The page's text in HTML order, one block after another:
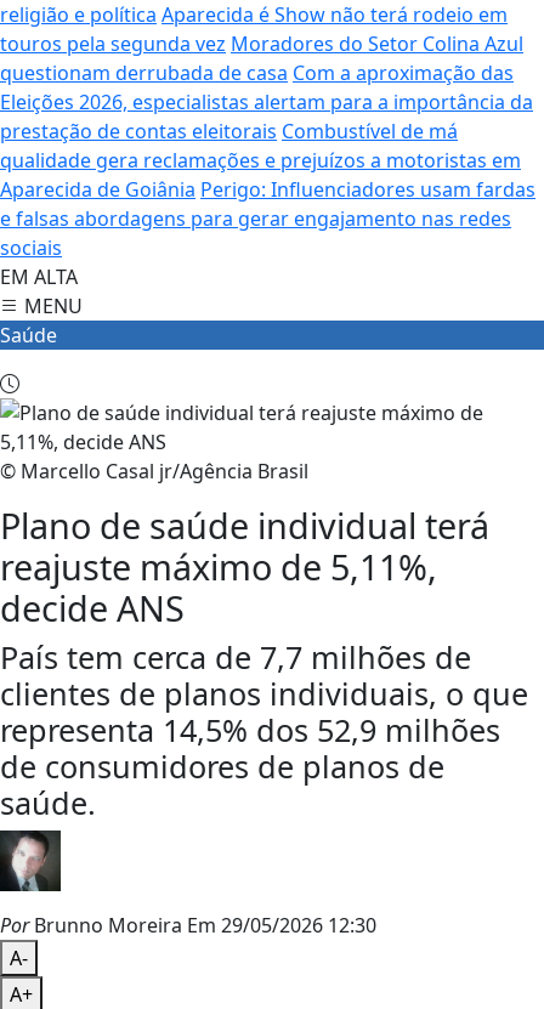
religião e política Aparecida é Show não terá rodeio em
touros pela segunda vez Moradores do Setor Colina Azul
questionam derrubada de casa Com a aproximação das
Eleições 2026, especialistas alertam para a importância da
prestação de contas eleitorais Combustível de má
qualidade gera reclamações e prejuízos a motoristas em
Aparecida de Goiânia Perigo: Influenciadores usam fardas
e falsas abordagens para gerar engajamento nas redes
sociais
EM ALTA
MENU
Saúde
© Marcello Casal jr/Agência Brasil
Plano de saúde individual terá
reajuste máximo de 5,11%,
decide ANS
País tem cerca de 7,7 milhões de
clientes de planos individuais, o que
representa 14,5% dos 52,9 milhões
de consumidores de planos de
saúde.
PorBrunno Moreira Em 29/05/2026 12:30
A-
A+